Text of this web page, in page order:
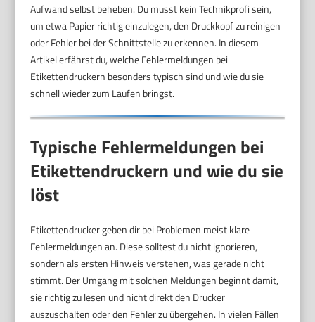
Aufwand selbst beheben. Du musst kein Technikprofi sein,
um etwa Papier richtig einzulegen, den Druckkopf zu reinigen
oder Fehler bei der Schnittstelle zu erkennen. In diesem
Artikel erfährst du, welche Fehlermeldungen bei
Etikettendruckern besonders typisch sind und wie du sie
schnell wieder zum Laufen bringst.
Typische Fehlermeldungen bei
Etikettendruckern und wie du sie
löst
Etikettendrucker geben dir bei Problemen meist klare
Fehlermeldungen an. Diese solltest du nicht ignorieren,
sondern als ersten Hinweis verstehen, was gerade nicht
stimmt. Der Umgang mit solchen Meldungen beginnt damit,
sie richtig zu lesen und nicht direkt den Drucker
auszuschalten oder den Fehler zu übergehen. In vielen Fällen